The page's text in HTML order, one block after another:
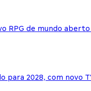
RPG de mundo
para 2028, com novo